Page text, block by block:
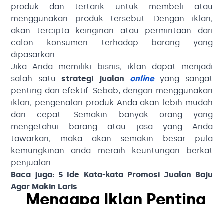
produk dan tertarik untuk membeli atau
menggunakan produk tersebut. Dengan iklan,
akan tercipta keinginan atau permintaan dari
calon konsumen terhadap barang yang
dipasarkan.
Jika Anda memiliki bisnis, iklan dapat menjadi
salah satustrategi jualan onlineyang sangat
penting dan efektif. Sebab, dengan menggunakan
iklan, pengenalan produk Anda akan lebih mudah
dan cepat. Semakin banyak orang yang
mengetahui barang atau jasa yang Anda
tawarkan, maka akan semakin besar pula
kemungkinan anda meraih keuntungan berkat
penjualan.
Baca juga: 5 Ide Kata-kata Promosi Jualan Baju
Agar Makin Laris
Mengapa Iklan Penting